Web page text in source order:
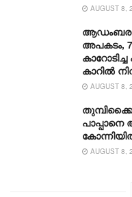
AUGUST 8,
ആഡംബര
അപകടം,
കാറില്‍
AUGUST 8,
പാപ്പാനെ
AUGUST 8,